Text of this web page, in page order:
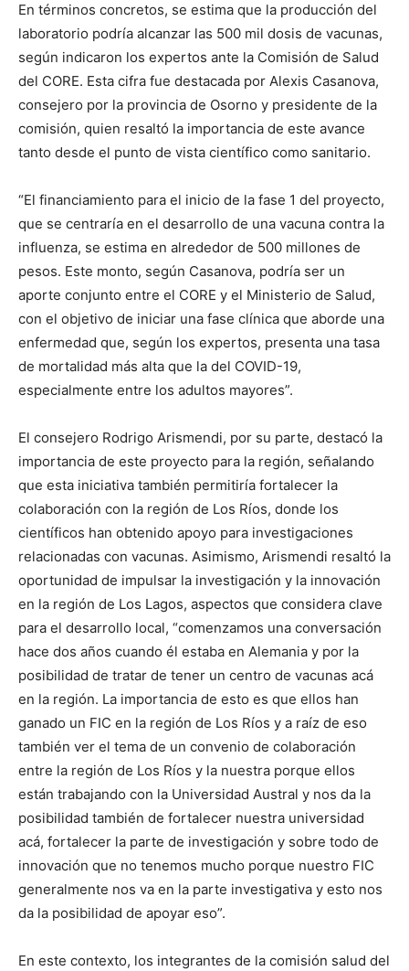
En términos concretos, se estima que la producción del
laboratorio podría alcanzar las 500 mil dosis de vacunas,
según indicaron los expertos ante la Comisión de Salud
del CORE. Esta cifra fue destacada por Alexis Casanova,
consejero por la provincia de Osorno y presidente de la
comisión, quien resaltó la importancia de este avance
tanto desde el punto de vista científico como sanitario.
“El financiamiento para el inicio de la fase 1 del proyecto,
que se centraría en el desarrollo de una vacuna contra la
influenza, se estima en alrededor de 500 millones de
pesos. Este monto, según Casanova, podría ser un
aporte conjunto entre el CORE y el Ministerio de Salud,
con el objetivo de iniciar una fase clínica que aborde una
enfermedad que, según los expertos, presenta una tasa
de mortalidad más alta que la del COVID-19,
especialmente entre los adultos mayores”.
El consejero Rodrigo Arismendi, por su parte, destacó la
importancia de este proyecto para la región, señalando
que esta iniciativa también permitiría fortalecer la
colaboración con la región de Los Ríos, donde los
científicos han obtenido apoyo para investigaciones
relacionadas con vacunas. Asimismo, Arismendi resaltó la
oportunidad de impulsar la investigación y la innovación
en la región de Los Lagos, aspectos que considera clave
para el desarrollo local, “comenzamos una conversación
hace dos años cuando él estaba en Alemania y por la
posibilidad de tratar de tener un centro de vacunas acá
en la región. La importancia de esto es que ellos han
ganado un FIC en la región de Los Ríos y a raíz de eso
también ver el tema de un convenio de colaboración
entre la región de Los Ríos y la nuestra porque ellos
están trabajando con la Universidad Austral y nos da la
posibilidad también de fortalecer nuestra universidad
acá, fortalecer la parte de investigación y sobre todo de
innovación que no tenemos mucho porque nuestro FIC
generalmente nos va en la parte investigativa y esto nos
da la posibilidad de apoyar eso”.
En este contexto, los integrantes de la comisión salud del